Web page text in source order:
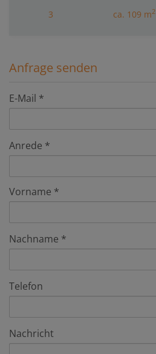
3 ca. 109 m2
Anfrage senden
E-Mail
Anrede
Vorname
Nachname
Telefon
Nachricht